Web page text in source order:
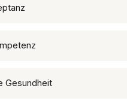
Gesundheit